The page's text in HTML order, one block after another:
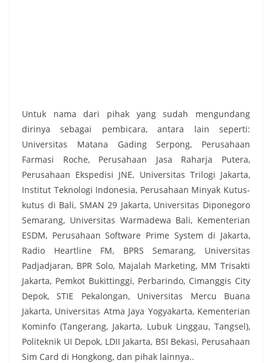
Untuk nama dari pihak yang sudah mengundang
dirinya sebagai pembicara, antara lain seperti:
Universitas Matana Gading Serpong, Perusahaan
Farmasi Roche, Perusahaan Jasa Raharja Putera,
Perusahaan Ekspedisi JNE, Universitas Trilogi Jakarta,
Institut Teknologi Indonesia, Perusahaan Minyak Kutus-
kutus di Bali, SMAN 29 Jakarta, Universitas Diponegoro
Semarang, Universitas Warmadewa Bali, Kementerian
ESDM, Perusahaan Software Prime System di Jakarta,
Radio Heartline FM, BPRS Semarang, Universitas
Padjadjaran, BPR Solo, Majalah Marketing, MM Trisakti
Jakarta, Pemkot Bukittinggi, Perbarindo, Cimanggis City
Depok, STIE Pekalongan, Universitas Mercu Buana
Jakarta, Universitas Atma Jaya Yogyakarta, Kementerian
Kominfo (Tangerang, Jakarta, Lubuk Linggau, Tangsel),
Politeknik UI Depok, LDII Jakarta, BSI Bekasi, Perusahaan
Sim Card di Hongkong, dan pihak lainnya..